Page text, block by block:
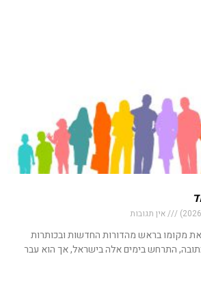
אין תגובות
מקומו בראש מהדורות החדשות ובכותרות
התרחש בימים אלה בישראל, אך הוא עבר